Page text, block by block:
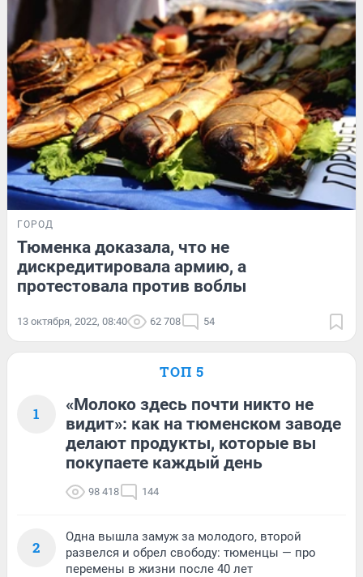
ГОРОД
Тюменка доказала, что не
дискредитировала армию, а
протестовала против воблы
13 октября, 2022, 08:40 62 708 54
ТОП 5
1
«Молоко здесь почти никто не
видит»: как на тюменском заводе
делают продукты, которые вы
покупаете каждый день
98 418 144
2
Одна вышла замуж за молодого, второй
развелся и обрел свободу: тюменцы — про
перемены в жизни после 40 лет